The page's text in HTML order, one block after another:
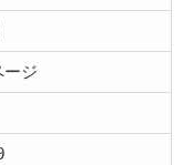
ージ